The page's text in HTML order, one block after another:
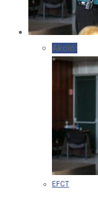
Akció!
EFCT